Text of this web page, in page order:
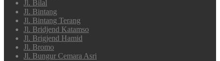
Jl. Bilal
Jl. Bintang
Jl. Bintang Terang
Jl. Bridjend Katamso
Jl. Brigjend Hamid
Jl. Bromo
Jl. Bungur Cemara Asri